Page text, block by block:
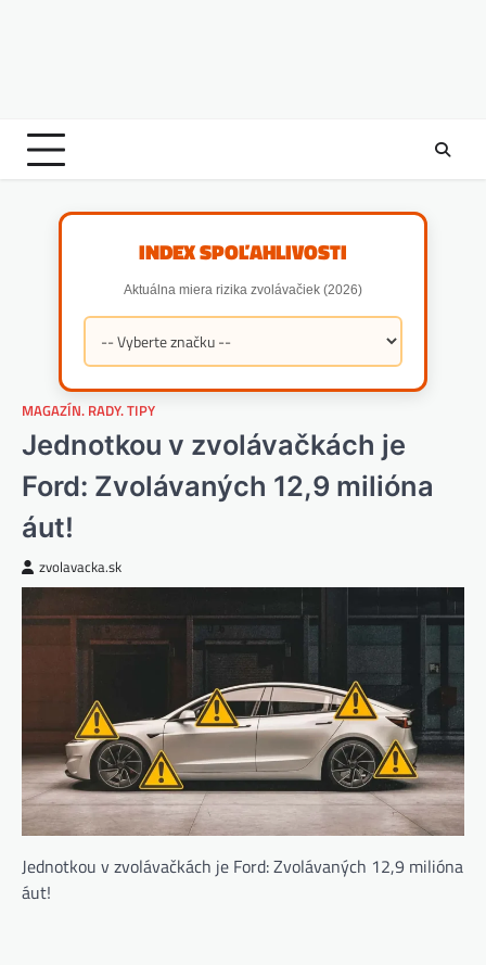
INDEX SPOĽAHLIVOSTI
Aktuálna miera rizika zvolávačiek (2026)
MAGAZÍN. RADY. TIPY
Jednotkou v zvolávačkách je
Ford: Zvolávaných 12,9 milióna
áut!
zvolavacka.sk
Jednotkou v zvolávačkách je Ford: Zvolávaných 12,9 milióna
áut!